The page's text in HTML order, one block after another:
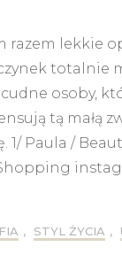
razem lekkie
totalnie
osoby,
tą małą
1/ Paula /
, STYL ŻYCIA ,